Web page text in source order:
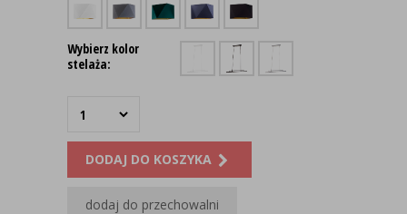
Wybierz kolor
stelaża:
DODAJ DO KOSZYKA
dodaj do przechowalni